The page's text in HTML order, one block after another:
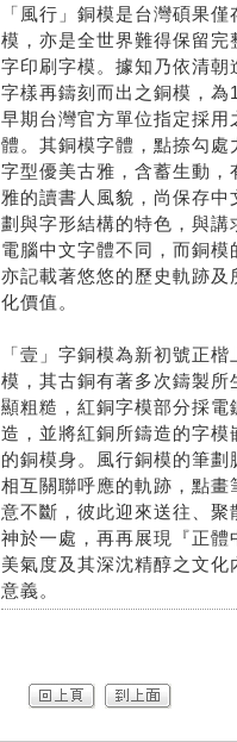
「風行」銅模是台灣碩果
模，亦是全世界難得保留完
字印刷字模。據知乃依清朝
字樣再鑄刻而出之銅模，為
早期台灣官方單位指定採用
體。其銅模字體，點捺勾處
字型優美古雅，含蓄生動，
雅的讀書人風貌，尚保存中
劃與字形結構的特色，與講
電腦中文字體不同，而銅模
亦記載著悠悠的歷史軌跡及
化價值。
「壹」字銅模為新初號正楷
模，其古銅有著多次鑄製所
顯粗糙，紅銅字模部分採電
造，並將紅銅所鑄造的字模
的銅模身。風行銅模的筆劃
相互關聯呼應的軌跡，點畫
意不斷，彼此迎來送往、聚
神於一處，再再展現『正體
美氣度及其深沈精醇之文化
意義。